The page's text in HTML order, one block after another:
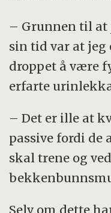
– Grunnen til at
sin tid var at
droppet å være
erfarte
– Det er ille at
passive fordi
skal trene og
Selv om dette